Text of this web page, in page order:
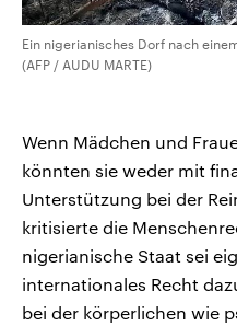
Ein nigerianisches Dorf nach
(AFP / AUDU MARTE)
Wenn Mädchen und
könnten sie weder mit
Unterstützung bei der
kritisierte die
nigerianische Staat sei
internationales Recht
bei der körperlichen wie